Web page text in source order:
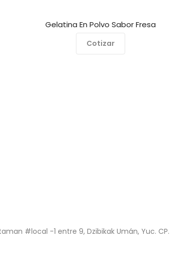
Gelatina En Polvo Sabor Fresa
Cotizar
#local -1 entre 9, Dzibikak Umán, Yuc. CP.